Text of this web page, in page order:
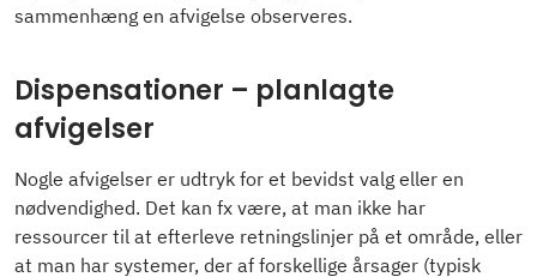
sammenhæng en afvigelse observeres.
Dispensationer – planlagte
afvigelser
Nogle afvigelser er udtryk for et bevidst valg eller en
nødvendighed. Det kan fx være, at man ikke har
ressourcer til at efterleve retningslinjer på et område, eller
at man har systemer, der af forskellige årsager (typisk